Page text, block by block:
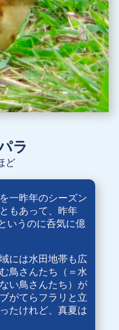
ラ
ど
一昨年のシーズン
もあって、昨年
いうのに呑気に億
には水田地帯も広
鳥さんたち（＝水
い鳥さんたち）が
がてらフラリと立
たけれど、真夏は